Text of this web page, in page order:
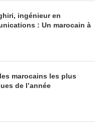
ingénieur en
: Un marocain à
marocains les plus
de l’année